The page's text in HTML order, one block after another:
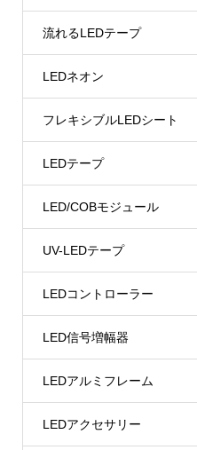
流れるLEDテープ
LEDネオン
フレキシブルLEDシート
LEDテープ
LED/COBモジュール
UV-LEDテープ
LEDコントローラー
LED信号増幅器
LEDアルミフレーム
LEDアクセサリー